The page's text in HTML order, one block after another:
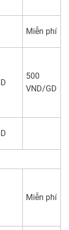
Miễn phí
500
VND/GD
Miễn phí